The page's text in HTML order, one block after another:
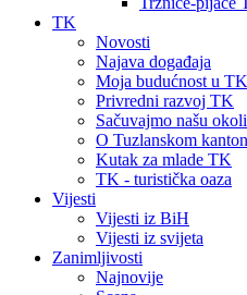
TK
Novosti
Najava događaja
Moja budućnost u TK
Privredni razvoj TK
Sačuvajmo našu
O Tuzlanskom
Kutak za mlade TK
TK - turistička oaza
Vijesti
Vijesti iz BiH
Vijesti iz svijeta
Zanimljivosti
Najnovije